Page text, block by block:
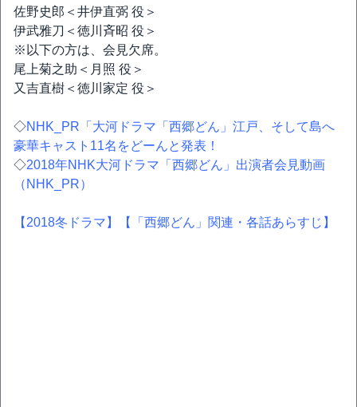
佐野史郎＜井伊直弼 役＞
伊武雅刀＜徳川斉昭 役＞
※以下の方は、会見欠席。
尾上菊之助＜月照 役＞
又吉直樹＜徳川家定 役＞
◇NHK_PR「大河ドラマ「西郷どん」江戸、そして島へ
豪華キャスト11名をどーんと発表！
◇2018年NHK大河ドラマ「西郷どん」出演者会見動画
（NHK_PR）
【2018冬ドラマ】 【「西郷どん」関連・各話あらすじ】